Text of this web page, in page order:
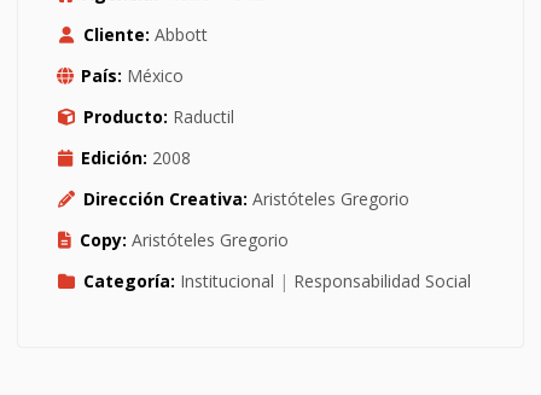
Cliente: Abbott
País: México
Producto: Raductil
Edición: 2008
Dirección Creativa: Aristóteles Gregorio
Copy: Aristóteles Gregorio
Categoría: Institucional | Responsabilidad Social